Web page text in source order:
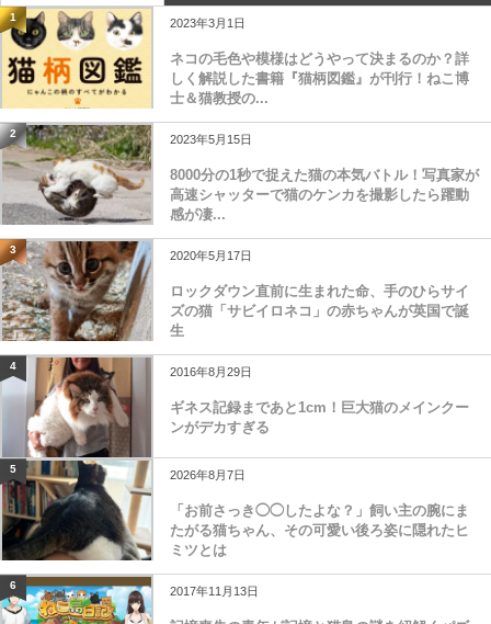
1 2023年3月1日
ネコの毛色や模様はどうやって決まるのか？詳
しく解説した書籍『猫柄図鑑』が刊行！ねこ博
士＆猫教授の...
2 2023年5月15日
8000分の1秒で捉えた猫の本気バトル！写真家が
高速シャッターで猫のケンカを撮影したら躍動
感が凄...
3 2020年5月17日
ロックダウン直前に生まれた命、手のひらサイ
ズの猫「サビイロネコ」の赤ちゃんが英国で誕
生
4 2016年8月29日
ギネス記録まであと1cm！巨大猫のメインクー
ンがデカすぎる
5 2026年8月7日
「お前さっき◯◯したよな？」飼い主の腕にま
たがる猫ちゃん、その可愛い後ろ姿に隠れたヒ
ミツとは
6 2017年11月13日